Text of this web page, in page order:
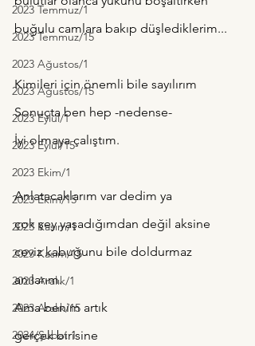
2023 Temmuz/1
2023 Temmuz/15
2023 Ağustos/1
2023 Ağustos/15
2023 Eylül/1
2023 Eylül/15
2023 Ekim/1
2023 Ekim/15
2023 Kasım/1
2023 Kasım/15
2023 Aralık/1
2023 Aralık/15
2024/Şubat 1
buğulu camlara bakıp düşlediklerim...
Kimileri için önemli bile sayılırım
Sonuçta ben hep -nedense-
İyi olmaya çalıştım.
Anlatacaklarım var dedim ya
çok şey yaşadığımdan değil aksine
ceviz kabuğunu bile doldurmaz
anılarım.
Ama benim artık
gerçek birisine